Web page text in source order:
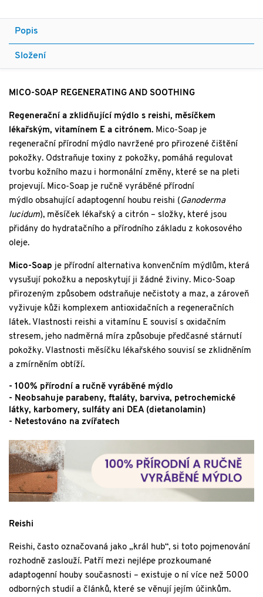
Popis
Složení
MICO-SOAP REGENERATING AND SOOTHING
Regenerační a zklidňující mýdlo s reishi, měsíčkem
lékařským, vitamínem E a citrónem. Mico-Soap je
regenerační přírodní mýdlo navržené pro přirozené čištění
pokožky. Odstraňuje toxiny z pokožky, pomáhá regulovat
tvorbu kožního mazu i hormonální změny, které se na pleti
projevují. Mico-Soap je ručně vyráběné přírodní
mýdlo obsahující adaptogenní houbu reishi ( Ganoderma
lucidum), měsíček lékařský a citrón – složky, které jsou
přidány do hydratačního a přírodního základu z kokosového
oleje.
Mico-Soap je přírodní alternativa konvenčním mýdlům, která
vysušují pokožku a neposkytují ji žádné živiny. Mico-Soap
přirozeným způsobem odstraňuje nečistoty a maz, a zároveň
vyživuje kůži komplexem antioxidačních a regeneračních
látek. Vlastnosti reishi a vitamínu E souvisí s oxidačním
stresem, jeho nadměrná míra způsobuje předčasné stárnutí
pokožky. Vlastnosti měsíčku lékařského souvisí se zklidněním
a zmírněním obtíží.
- 100% přírodní a ručně vyráběné mýdlo
- Neobsahuje parabeny, ftaláty, barviva, petrochemické
látky, karbomery, sulfáty ani DEA (dietanolamin)
- Netestováno na zvířatech
Reishi
Reishi, často označovaná jako „král hub“, si toto pojmenování
rozhodně zaslouží. Patří mezi nejlépe prozkoumané
adaptogenní houby současnosti – existuje o ní více než 5000
odborných studií a článků, které se věnují jejím účinkům.